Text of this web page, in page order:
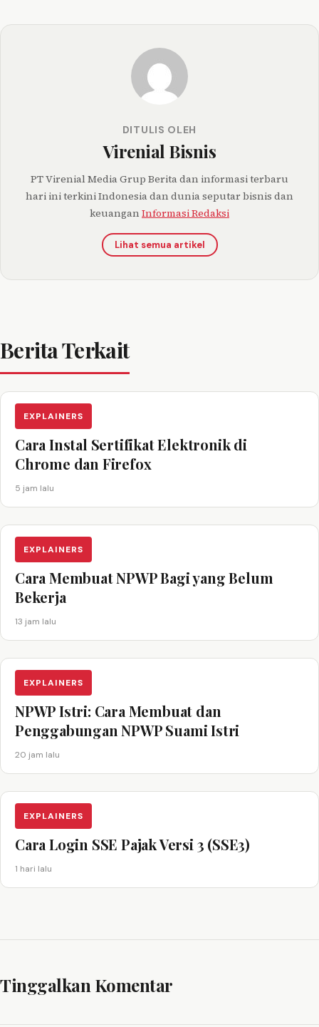
DITULIS OLEH
Virenial Bisnis
PT Virenial Media Grup Berita dan informasi terbaru
hari ini terkini Indonesia dan dunia seputar bisnis dan
keuangan Informasi Redaksi
Lihat semua artikel
Berita Terkait
EXPLAINERS
Cara Instal Sertifikat Elektronik di
Chrome dan Firefox
5 jam lalu
EXPLAINERS
Cara Membuat NPWP Bagi yang Belum
Bekerja
13 jam lalu
EXPLAINERS
NPWP Istri: Cara Membuat dan
Penggabungan NPWP Suami Istri
20 jam lalu
EXPLAINERS
Cara Login SSE Pajak Versi 3 (SSE3)
1 hari lalu
Tinggalkan Komentar